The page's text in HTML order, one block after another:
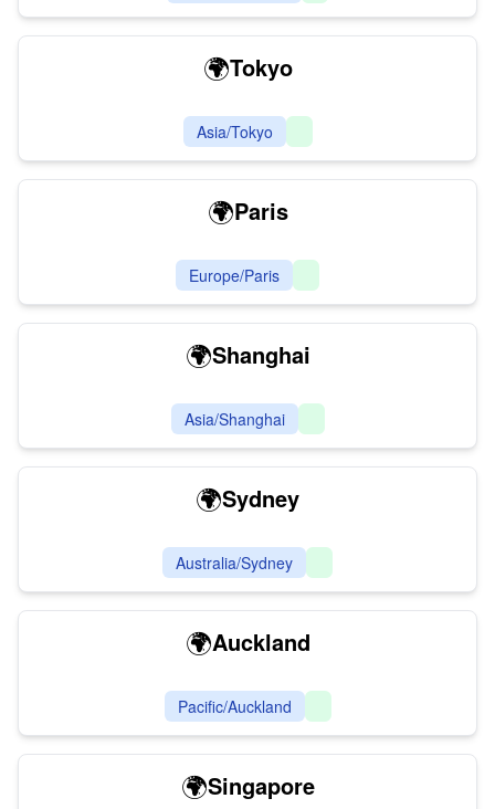
🌍Tokyo
Asia/Tokyo
🌍Paris
Europe/Paris
🌍Shanghai
Asia/Shanghai
🌍Sydney
Australia/Sydney
🌍Auckland
Pacific/Auckland
🌍Singapore